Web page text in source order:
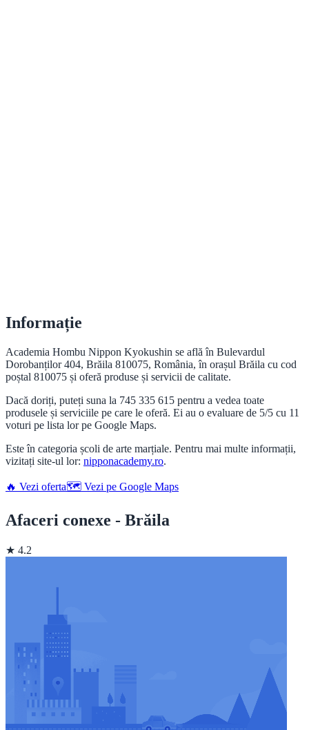
Informație
Academia Hombu Nippon Kyokushin se află în Bulevardul
Dorobanților 404, Brăila 810075, România, în orașul Brăila cu cod
poștal 810075 și oferă produse și servicii de calitate.
Dacă doriți, puteți suna la 745 335 615 pentru a vedea toate
produsele și serviciile pe care le oferă. Ei au o evaluare de 5/5 cu 11
voturi pe lista lor pe Google Maps.
Este în categoria școli de arte marțiale. Pentru mai multe informații,
vizitați site-ul lor: nipponacademy.ro.
🔥 Vezi oferta🗺️ Vezi pe Google Maps
Afaceri conexe - Brăila
★ 4.2